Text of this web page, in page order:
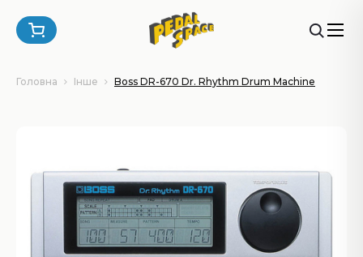
Головна Інше Boss DR-670 Dr. Rhythm Drum Machine